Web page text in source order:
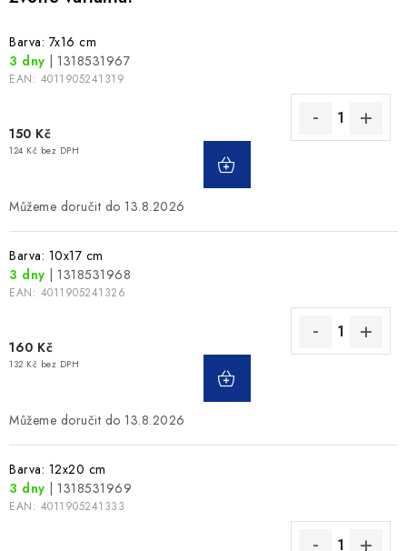
Barva: 7x16 cm
3 dny
| 1318531967
EAN: 4011905241319
150 Kč
124 Kč bez DPH
13.8.2026
Barva: 10x17 cm
3 dny
| 1318531968
EAN: 4011905241326
160 Kč
132 Kč bez DPH
13.8.2026
Barva: 12x20 cm
3 dny
| 1318531969
EAN: 4011905241333